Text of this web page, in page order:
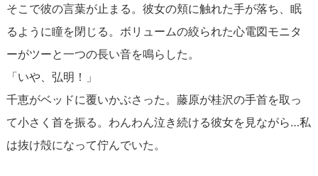
そこで彼の言葉が止まる。彼女の頬に触れた手が落ち、眠
るように瞳を閉じる。ボリュームの絞られた心電図モニタ
ーがツーと一つの長い音を鳴らした。
「いや、弘明！」
千恵がベッドに覆いかぶさった。藤原が桂沢の手首を取っ
て小さく首を振る。わんわん泣き続ける彼女を見ながら…私
は抜け殻になって佇んでいた。